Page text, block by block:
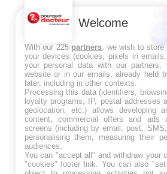
Welcome
With our 225 partners , we wish to
your devices (cookies, pixels in
your personal data with our partners,
website or in our emails, already held
later, including in other contexts.
Processing this data (identifiers,
loyalty programs, IP, postal addresses
geolocation, etc.) allows developing
content, commercial offers and ads
screens (including by email, post,
personalising them, measuring their
audiences.
You can "accept all" and withdraw your
"cookies" footer link . You can also